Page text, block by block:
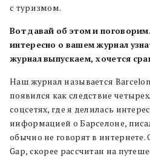
с туризмом.
Вотдавай об этоми
интересно о вашемжурнал
журналвыпускаем, хочется
Наш журнал называется
появился как следствие
соцсетях, где я делилась
информацией о Барселоне,
обычно не говорят в интернете.
Gap, скорее рассчитан на